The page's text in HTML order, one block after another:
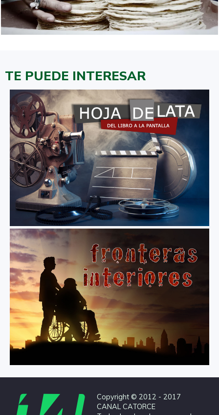
TE PUEDE INTERESAR
Copyright © 2012 - 2017
CANAL CATORCE